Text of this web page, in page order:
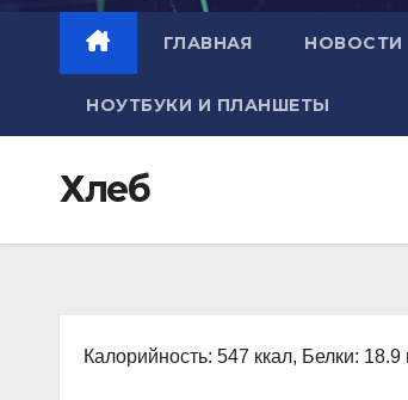
ГЛАВНАЯ НОВОСТИ
НОУТБУКИ И ПЛАНШЕТЫ
Хлеб
Калорийность: 547 ккал, Белки: